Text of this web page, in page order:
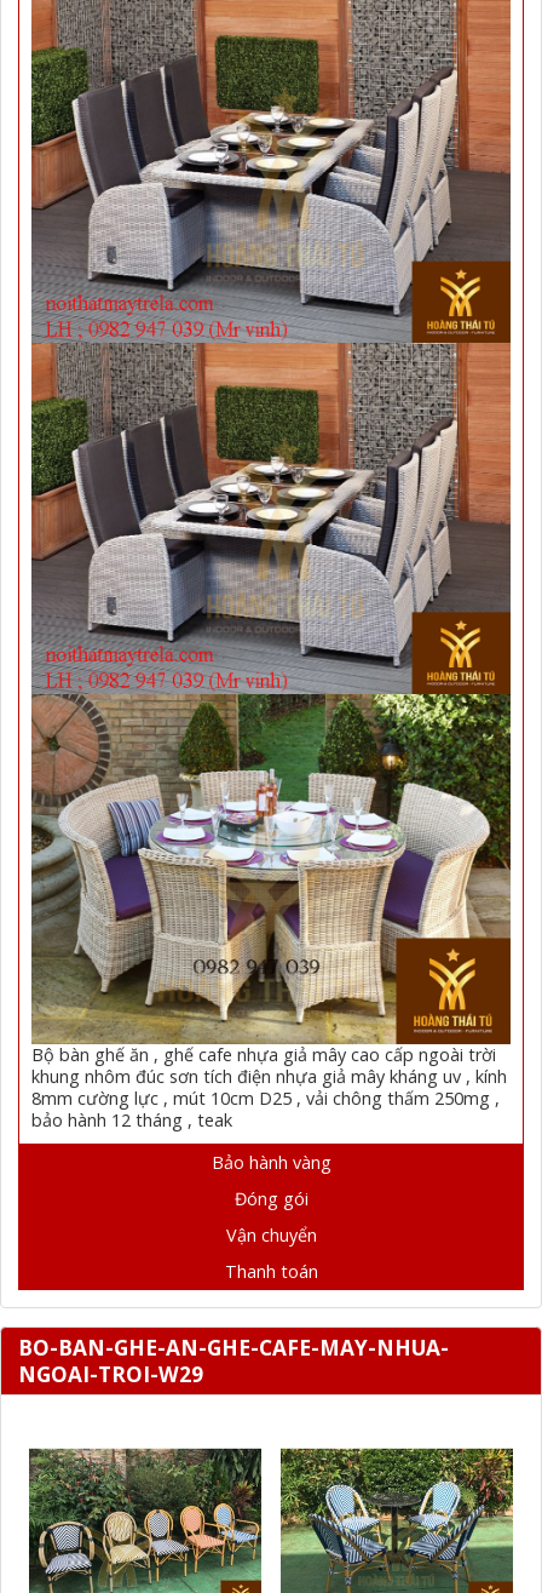
Bộ bàn ghế ăn , ghế cafe nhựa giả mây cao cấp ngoài trời
khung nhôm đúc sơn tích điện nhựa giả mây kháng uv , kính
8mm cường lực , mút 10cm D25 , vải chông thấm 250mg ,
bảo hành 12 tháng , teak
Bảo hành vàng
Đóng gói
Vận chuyển
Thanh toán
BO-BAN-GHE-AN-GHE-CAFE-MAY-NHUA-
NGOAI-TROI-W29